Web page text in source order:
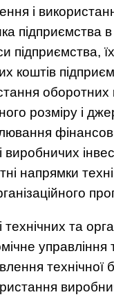
і
підприємства,
коштів
оборотних
розміру і
виробничих
напрямки
та
технічної